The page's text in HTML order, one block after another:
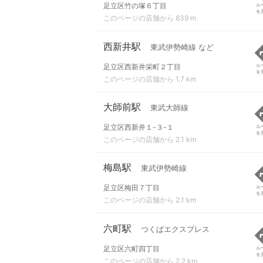
足立区竹の塚６丁目
このページの店舗から 839 m
ル
を
西新井駅 東武伊勢崎線 など
足立区西新井栄町２丁目
このページの店舗から 1.7 km
ル
を
大師前駅 東武大師線
足立区西新井１-３-１
このページの店舗から 2.1 km
ル
を
梅島駅 東武伊勢崎線
足立区梅田７丁目
このページの店舗から 2.1 km
ル
を
六町駅 つくばエクスプレス
足立区六町四丁目
このページの店舗から 2.2 km
ル
を